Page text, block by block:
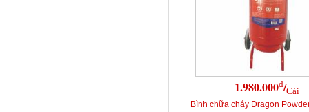
1.980.000đ/Cái
Bình chữa cháy Dragon